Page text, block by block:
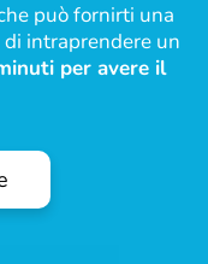
può fornirti una
intraprendere un
per avere il